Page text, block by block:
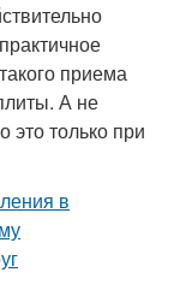
приема
А не
это только при